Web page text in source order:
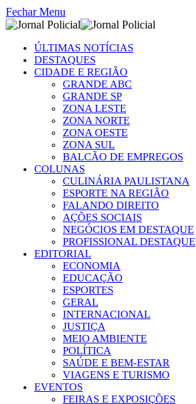
Fechar Menu
ÚLTIMAS NOTÍCIAS
DESTAQUES
CIDADE E REGIÃO
GRANDE ABC
GRANDE SP
ZONA LESTE
ZONA NORTE
ZONA OESTE
ZONA SUL
BALCÃO DE EMPREGOS
COLUNAS
CULINÁRIA PAULISTANA
ESPORTE NA REGIÃO
FALANDO DIREITO
AÇÕES SOCIAIS
NEGÓCIOS EM DESTAQUE
PROFISSIONAL DESTAQUE
EDITORIAL
ECONOMIA
EDUCAÇÃO
ESPORTES
GERAL
INTERNACIONAL
JUSTIÇA
MEIO AMBIENTE
POLÍTICA
SAÚDE E BEM-ESTAR
VIAGENS E TURISMO
EVENTOS
FEIRAS E EXPOSIÇÕES